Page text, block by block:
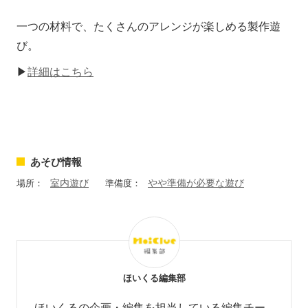
一つの材料で、たくさんのアレンジが楽しめる製作遊
び。
▶詳細はこちら
あそび情報
場所： 室内遊び 準備度： やや準備が必要な遊び
ほいくる編集部